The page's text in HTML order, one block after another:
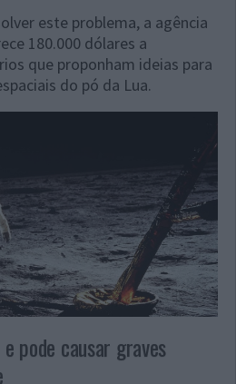
este problema, a agência
180.000 dólares a
que proponham ideias para
do pó da Lua.
pode causar graves